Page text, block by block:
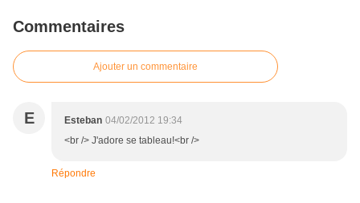
Commentaires
Ajouter un commentaire
E Esteban 04/02/2012 19:34
<br /> J'adore se tableau!<br />
Répondre